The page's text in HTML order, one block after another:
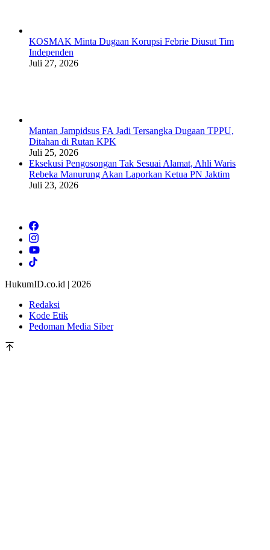
KOSMAK Minta Dugaan Korupsi Febrie Diusut Tim
Independen
Juli 27, 2026
Mantan Jampidsus FA Jadi Tersangka Dugaan TPPU,
Ditahan di Rutan KPK
Juli 25, 2026
Eksekusi Pengosongan Tak Sesuai Alamat, Ahli Waris
Rebeka Manurung Akan Laporkan Ketua PN Jaktim
Juli 23, 2026
HukumID.co.id | 2026
Redaksi
Kode Etik
Pedoman Media Siber